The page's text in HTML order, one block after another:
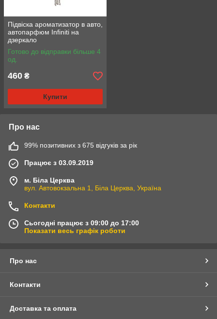
Підвіска ароматизатор в авто,
автопарфюм Infiniti на
дзеркало
Готово до відправки більше 4
од.
460 ₴
Купити
Про нас
99% позитивних з 675 відгуків за рік
Працює з 03.09.2019
м. Біла Церква
вул. Автовокзальна 1, Біла Церква, Україна
Контакти
Сьогодні працює з 09:00 до 17:00
Показати весь графік роботи
Про нас
Контакти
Доставка та оплата